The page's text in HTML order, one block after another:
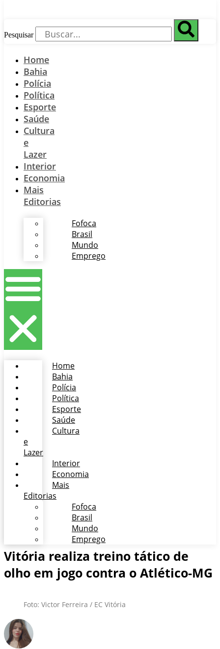
Pesquisar
Home
Bahia
Polícia
Política
Esporte
Saúde
Cultura
e
Lazer
Interior
Economia
Mais
Editorias
Fofoca
Brasil
Mundo
Emprego
Home
Bahia
Polícia
Política
Esporte
Saúde
Cultura
e
Lazer
Interior
Economia
Mais
Editorias
Fofoca
Brasil
Mundo
Emprego
Vitória realiza treino tático de
olho em jogo contra o Atlético-MG
Foto: Victor Ferreira / EC Vitória